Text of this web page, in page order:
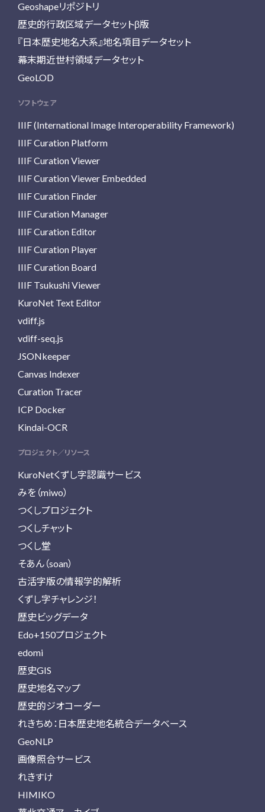
Geoshapeリポジトリ
歴史的行政区域データセットβ版
『日本歴史地名大系』地名項目データセット
幕末期近世村領域データセット
GeoLOD
ソフトウェア
IIIF (International Image Interoperability Framework)
IIIF Curation Platform
IIIF Curation Viewer
IIIF Curation Viewer Embedded
IIIF Curation Finder
IIIF Curation Manager
IIIF Curation Editor
IIIF Curation Player
IIIF Curation Board
IIIF Tsukushi Viewer
KuroNet Text Editor
vdiff.js
vdiff-seq.js
JSONkeeper
Canvas Indexer
Curation Tracer
ICP Docker
Kindai-OCR
プロジェクト／リソース
KuroNetくずし字認識サービス
みを（miwo）
つくしプロジェクト
つくしチャット
つくし堂
そあん（soan）
古活字版の情報学的解析
くずし字チャレンジ！
歴史ビッグデータ
Edo+150プロジェクト
edomi
歴史GIS
歴史地名マップ
歴史的ジオコーダー
れきちめ：日本歴史地名統合データベース
GeoNLP
画像照合サービス
れきすけ
HIMIKO